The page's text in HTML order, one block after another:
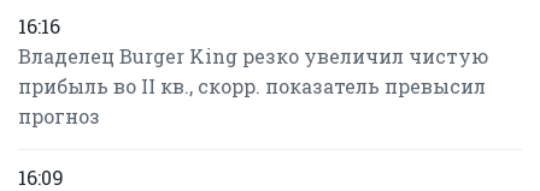
16:16
Владелец Burger King резко увеличил чистую
прибыль во II кв., скорр. показатель превысил
прогноз
16:09